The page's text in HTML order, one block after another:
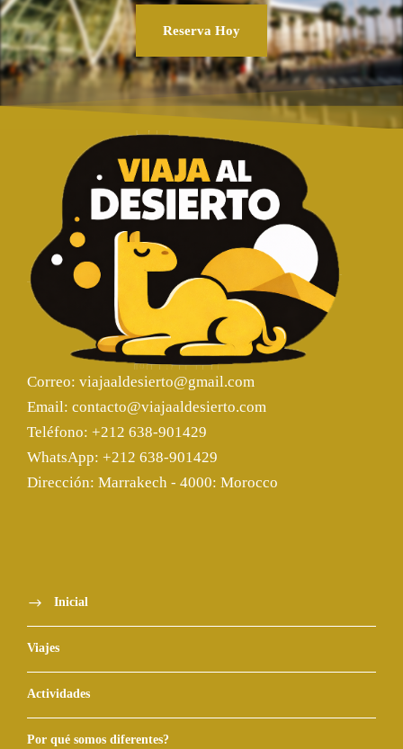
Reserva Hoy
Correo: viajaaldesierto@gmail.com
Email: contacto@viajaaldesierto.com
Teléfono: +212 638-901429
WhatsApp: +212 638-901429
Dirección: Marrakech - 4000: Morocco
Inicial
Viajes
Actividades
Por qué somos diferentes?